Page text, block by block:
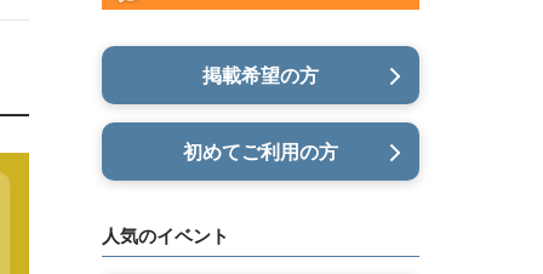
掲載希望の方
初めてご利用の方
人気のイベント